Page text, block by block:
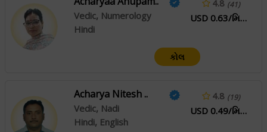
Vedic, Numerology
Hindi
4.8 (41)
USD 0.63/મિનિટ
કોલ
Acharya Nitesh ..
Vedic, Nadi
Hindi, English
4.8 (19)
USD 0.49/મિનિટ